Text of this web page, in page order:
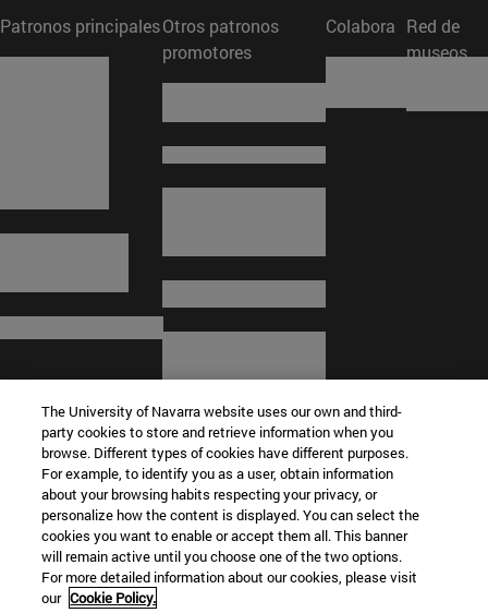
Patronos principalesOtros patronos
promotores
Colabora Red de
museos
© Universidad de Navarra
Información legal
Términos y condiciones
The University of Navarra website uses our own and third-
party cookies to store and retrieve information when you
browse. Different types of cookies have different purposes.
For example, to identify you as a user, obtain information
about your browsing habits respecting your privacy, or
personalize how the content is displayed. You can select the
cookies you want to enable or accept them all. This banner
will remain active until you choose one of the two options.
For more detailed information about our cookies, please visit
our Cookie Policy.